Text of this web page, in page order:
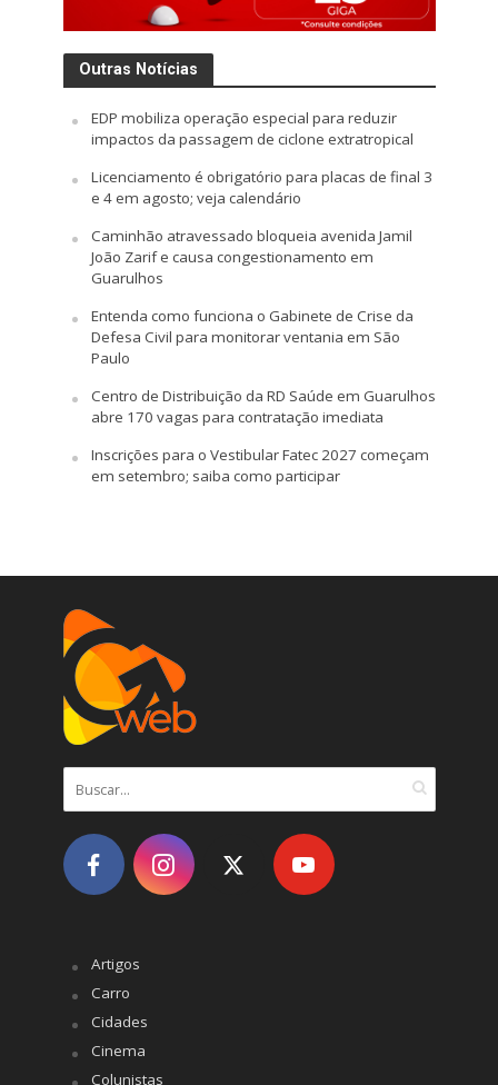
Outras Notícias
EDP mobiliza operação especial para reduzir
impactos da passagem de ciclone extratropical
Licenciamento é obrigatório para placas de final 3
e 4 em agosto; veja calendário
Caminhão atravessado bloqueia avenida Jamil
João Zarif e causa congestionamento em
Guarulhos
Entenda como funciona o Gabinete de Crise da
Defesa Civil para monitorar ventania em São
Paulo
Centro de Distribuição da RD Saúde em Guarulhos
abre 170 vagas para contratação imediata
Inscrições para o Vestibular Fatec 2027 começam
em setembro; saiba como participar
Artigos
Carro
Cidades
Cinema
Colunistas